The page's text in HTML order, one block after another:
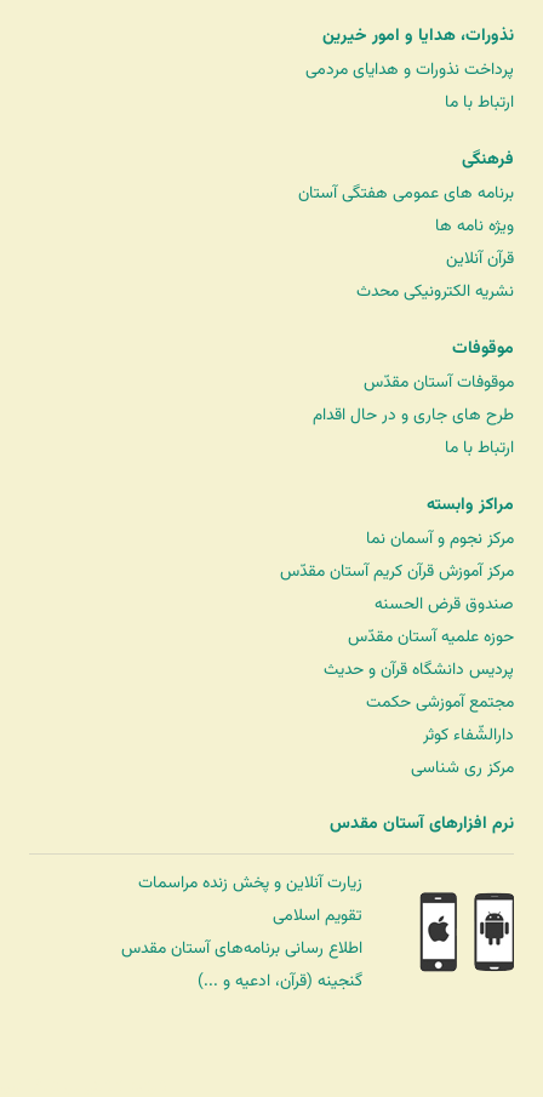
نذورات، هدایا و امور خیرین
پرداخت نذورات و هدایای مردمی
ارتباط با ما
فرهنگی
برنامه های عمومی هفتگی آستان
ویژه نامه ها
قرآن آنلاین
نشریه الکترونیکی محدث
موقوفات
موقوفات آستان مقدّس
طرح های جاری و در حال اقدام
ارتباط با ما
مراکز وابسته
مرکز نجوم و آسمان نما
مرکز آموزش قرآن کریم آستان مقدّس
صندوق قرض الحسنه
حوزه علمیه آستان مقدّس
پردیس دانشگاه قرآن و حدیث
مجتمع آموزشی حکمت
دارالشّفاء کوثر
مرکز ری شناسی
نرم افزارهای آستان مقدس
زیارت آنلاین و پخش زنده مراسمات
تقویم اسلامی
اطلاع رسانی برنامه‌های آستان مقدس
گنجینه (قرآن، ادعیه و ...)